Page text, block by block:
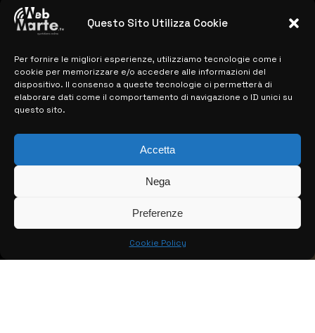
Questo Sito Utilizza Cookie
Per fornire le migliori esperienze, utilizziamo tecnologie come i
cookie per memorizzare e/o accedere alle informazioni del
dispositivo. Il consenso a queste tecnologie ci permetterà di
elaborare dati come il comportamento di navigazione o ID unici su
questo sito.
Accetta
Nega
Preferenze
Cookie Policy
MAPPA DEL SITO
> NOTIZIE